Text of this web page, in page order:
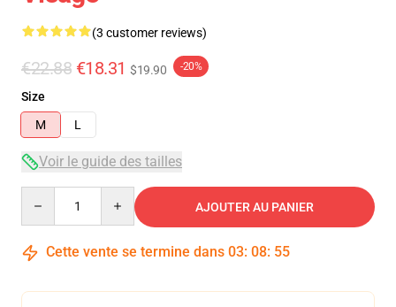
(3 customer reviews)
€22.88 €18.31 $19.90 -20%
Size
M
L
Voir le guide des tailles
AJOUTER AU PANIER
Cette vente se termine dans 03: 08: 54